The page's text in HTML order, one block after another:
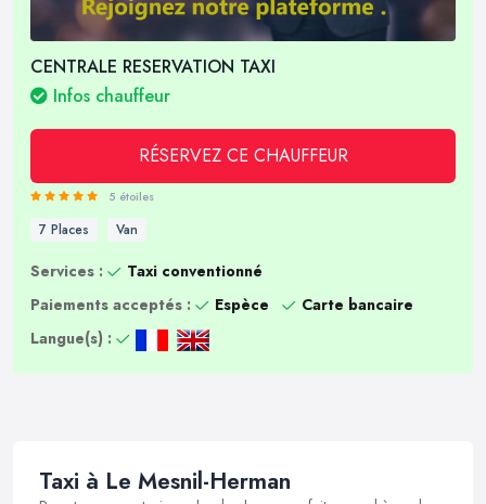
CENTRALE RESERVATION TAXI
Infos chauffeur
RÉSERVEZ CE CHAUFFEUR
5 étoiles
7 Places Van
Services :
Taxi conventionné
Paiements acceptés :
Espèce
Carte bancaire
Langue(s) :
Taxi à Le Mesnil-Herman